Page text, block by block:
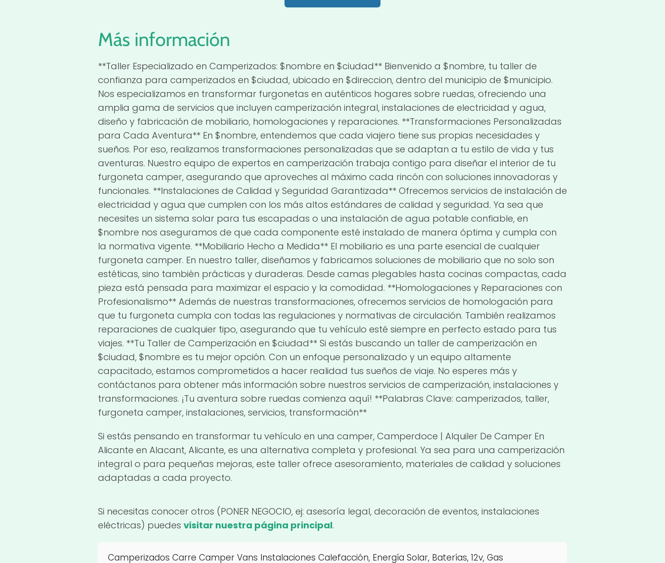
Más información
**Taller Especializado en Camperizados: $nombre en $ciudad** Bienvenido a $nombre, tu taller de
confianza para camperizados en $ciudad, ubicado en $direccion, dentro del municipio de $municipio.
Nos especializamos en transformar furgonetas en auténticos hogares sobre ruedas, ofreciendo una
amplia gama de servicios que incluyen camperización integral, instalaciones de electricidad y agua,
diseño y fabricación de mobiliario, homologaciones y reparaciones. **Transformaciones Personalizadas
para Cada Aventura** En $nombre, entendemos que cada viajero tiene sus propias necesidades y
sueños. Por eso, realizamos transformaciones personalizadas que se adaptan a tu estilo de vida y tus
aventuras. Nuestro equipo de expertos en camperización trabaja contigo para diseñar el interior de tu
furgoneta camper, asegurando que aproveches al máximo cada rincón con soluciones innovadoras y
funcionales. **Instalaciones de Calidad y Seguridad Garantizada** Ofrecemos servicios de instalación de
electricidad y agua que cumplen con los más altos estándares de calidad y seguridad. Ya sea que
necesites un sistema solar para tus escapadas o una instalación de agua potable confiable, en
$nombre nos aseguramos de que cada componente esté instalado de manera óptima y cumpla con
la normativa vigente. **Mobiliario Hecho a Medida** El mobiliario es una parte esencial de cualquier
furgoneta camper. En nuestro taller, diseñamos y fabricamos soluciones de mobiliario que no solo son
estéticas, sino también prácticas y duraderas. Desde camas plegables hasta cocinas compactas, cada
pieza está pensada para maximizar el espacio y la comodidad. **Homologaciones y Reparaciones con
Profesionalismo** Además de nuestras transformaciones, ofrecemos servicios de homologación para
que tu furgoneta cumpla con todas las regulaciones y normativas de circulación. También realizamos
reparaciones de cualquier tipo, asegurando que tu vehículo esté siempre en perfecto estado para tus
viajes. **Tu Taller de Camperización en $ciudad** Si estás buscando un taller de camperización en
$ciudad, $nombre es tu mejor opción. Con un enfoque personalizado y un equipo altamente
capacitado, estamos comprometidos a hacer realidad tus sueños de viaje. No esperes más y
contáctanos para obtener más información sobre nuestros servicios de camperización, instalaciones y
transformaciones. ¡Tu aventura sobre ruedas comienza aquí! **Palabras Clave: camperizados, taller,
furgoneta camper, instalaciones, servicios, transformación**
Si estás pensando en transformar tu vehículo en una camper, Camperdoce | Alquiler De Camper En
Alicante en Alacant, Alicante, es una alternativa completa y profesional. Ya sea para una camperización
integral o para pequeñas mejoras, este taller ofrece asesoramiento, materiales de calidad y soluciones
adaptadas a cada proyecto.
Si necesitas conocer otros (PONER NEGOCIO, ej: asesoría legal, decoración de eventos, instalaciones
eléctricas) puedes visitar nuestra página principal.
Camperizados Carre Camper Vans Instalaciones Calefacción, Energía Solar, Baterías, 12v, Gas